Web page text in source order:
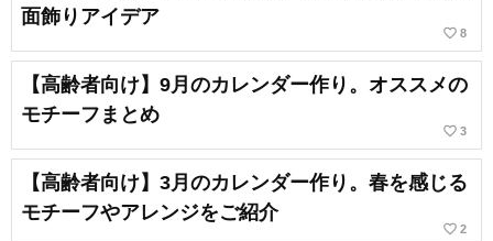
面飾りアイデア
favorite_border 8
【高齢者向け】9月のカレンダー作り。オススメの
モチーフまとめ
favorite_border 3
【高齢者向け】3月のカレンダー作り。春を感じる
モチーフやアレンジをご紹介
favorite_border 2